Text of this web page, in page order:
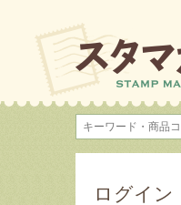
ログイン